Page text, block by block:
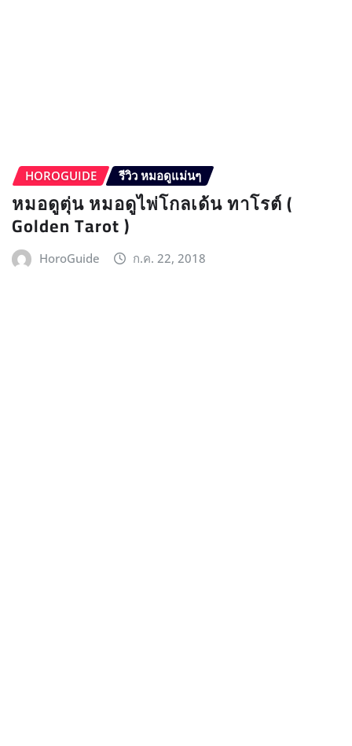
HOROGUIDE รีวิว หมอดูแม่นๆ
หมอดูตุ่น หมอดูไพ่โกลเด้น ทาโรต์ (
Golden Tarot )
HoroGuide ก.ค. 22, 2018